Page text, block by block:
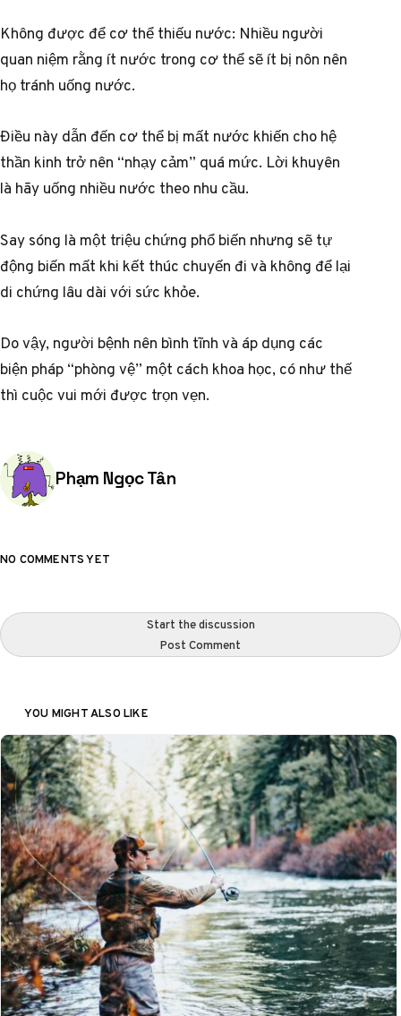
Không được để cơ thể thiếu nước: Nhiều người
quan niệm rằng ít nước trong cơ thể sẽ ít bị nôn nên
họ tránh uống nước.
Điều này dẫn đến cơ thể bị mất nước khiến cho hệ
thần kinh trở nên “nhạy cảm” quá mức. Lời khuyên
là hãy uống nhiều nước theo nhu cầu.
Say sóng là một triệu chứng phổ biến nhưng sẽ tự
động biến mất khi kết thúc chuyến đi và không để lại
di chứng lâu dài với sức khỏe.
Do vậy, người bệnh nên bình tĩnh và áp dụng các
biện pháp “phòng vệ” một cách khoa học, có như thế
thì cuộc vui mới được trọn vẹn.
Posted by
Phạm Ngọc Tân
NO COMMENTS YET
Start the discussion
Post Comment
YOU MIGHT ALSO LIKE